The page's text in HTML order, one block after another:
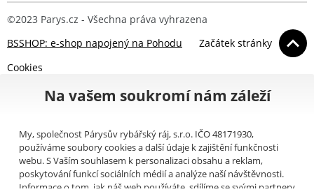
©2023 Parys.cz - Všechna práva vyhrazena
BSSHOP: e-shop napojený na Pohodu
Začátek stránky
Cookies
Na vašem soukromí nám záleží
My, společnost Párysův rybářský ráj, s.r.o. IČO 48171930,
používáme soubory cookies a další údaje k zajištění funkčnosti
webu. S Vaším souhlasem k personalizaci obsahu a reklam,
poskytování funkcí sociálních médií a analýze naší návštěvnosti.
Informace o tom, jak náš web používáte, sdílíme se svými partnery